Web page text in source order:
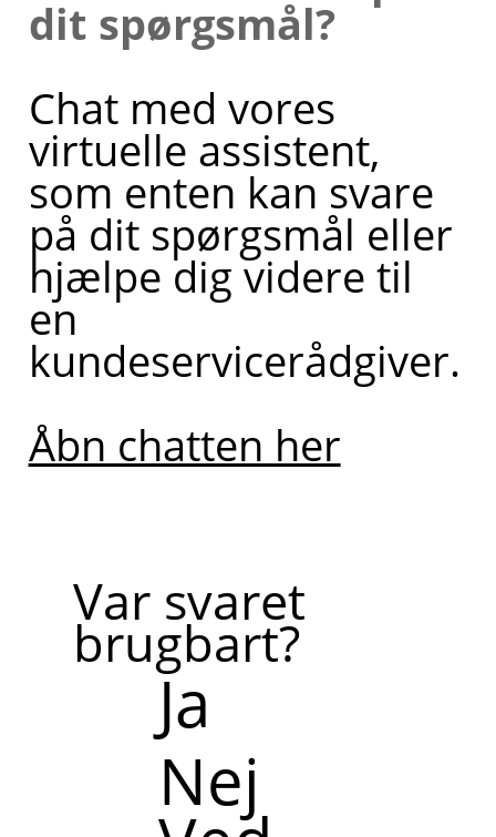
dit spørgsmål?
Chat med vores
virtuelle assistent,
som enten kan svare
på dit spørgsmål eller
hjælpe dig videre til
en
kundeservicerådgiver.
Åbn chatten her
Var svaret
brugbart?
Ja
Nej